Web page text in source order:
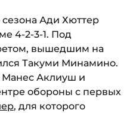
Ади Хюттер
4-2-3-1. Под
вышедшим на
Такуми Минамино.
Манес Аклиуш и
обороны с первых
, для которого